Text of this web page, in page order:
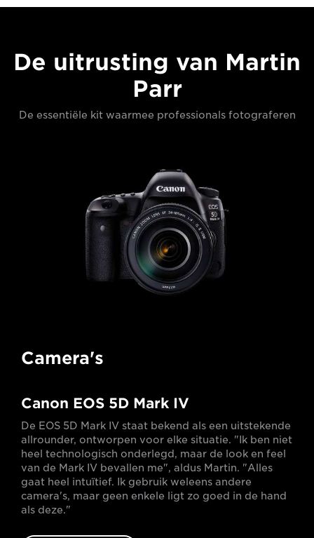
De uitrusting van Martin
Parr
De essentiële kit waarmee professionals fotograferen
Camera's
Canon EOS 5D Mark IV
De EOS 5D Mark IV staat bekend als een uitstekende
allrounder, ontworpen voor elke situatie. "Ik ben niet
heel technologisch onderlegd, maar de look en feel
van de Mark IV bevallen me", aldus Martin. "Alles
gaat heel intuïtief. Ik gebruik weleens andere
camera's, maar geen enkele ligt zo goed in de hand
als deze."